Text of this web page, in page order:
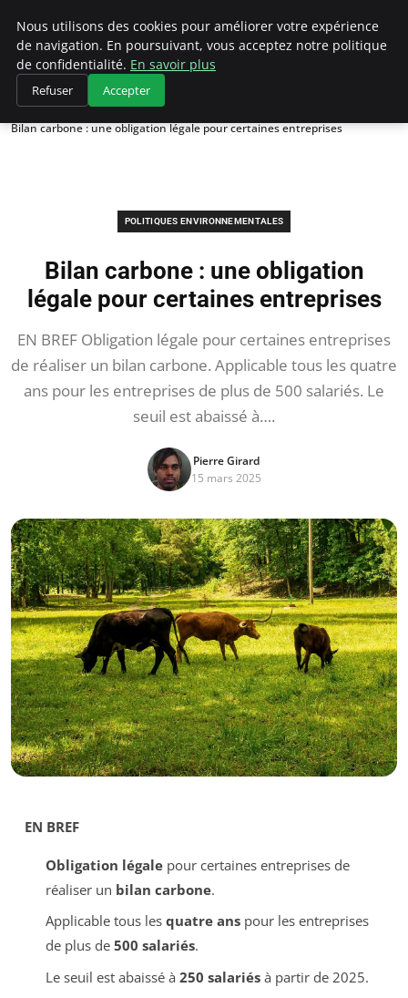
Climategatecountryclub.com
Accueil
Politiques environnementales
Bilan carbone : une obligation légale pour certaines entreprises
POLITIQUES ENVIRONNEMENTALES
Bilan carbone : une obligation
légale pour certaines entreprises
EN BREF Obligation légale pour certaines entreprises
de réaliser un bilan carbone. Applicable tous les quatre
ans pour les entreprises de plus de 500 salariés. Le
seuil est abaissé à….
Pierre Girard
15 mars 2025
EN BREF
Obligation légalepour certaines entreprises de
réaliser un bilan carbone.
Applicable tous les quatre anspour les entreprises
de plus de 500 salariés.
Le seuil est abaissé à 250 salariésà partir de 2025.
Nous utilisons des cookies pour améliorer votre expérience
de navigation. En poursuivant, vous acceptez notre politique
de confidentialité. En savoir plus
Refuser Accepter